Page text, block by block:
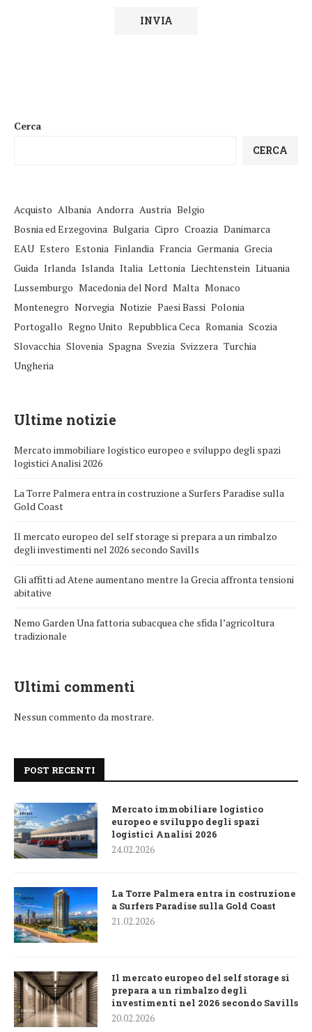
Cerca
CERCA
Acquisto Albania Andorra Austria Belgio
Bosnia ed Erzegovina Bulgaria Cipro Croazia Danimarca
EAU Estero Estonia Finlandia Francia Germania Grecia
Guida Irlanda Islanda Italia Lettonia Liechtenstein Lituania
Lussemburgo Macedonia del Nord Malta Monaco
Montenegro Norvegia Notizie Paesi Bassi Polonia
Portogallo Regno Unito Repubblica Ceca Romania Scozia
Slovacchia Slovenia Spagna Svezia Svizzera Turchia
Ungheria
Ultime notizie
Mercato immobiliare logistico europeo e sviluppo degli spazi
logistici Analisi 2026
La Torre Palmera entra in costruzione a Surfers Paradise sulla
Gold Coast
Il mercato europeo del self storage si prepara a un rimbalzo
degli investimenti nel 2026 secondo Savills
Gli affitti ad Atene aumentano mentre la Grecia affronta tensioni
abitative
Nemo Garden Una fattoria subacquea che sfida l’agricoltura
tradizionale
Ultimi commenti
Nessun commento da mostrare.
POST RECENTI
Mercato immobiliare logistico
europeo e sviluppo degli spazi
logistici Analisi 2026
24.02.2026
La Torre Palmera entra in costruzione
a Surfers Paradise sulla Gold Coast
21.02.2026
Il mercato europeo del self storage si
prepara a un rimbalzo degli
investimenti nel 2026 secondo Savills
20.02.2026